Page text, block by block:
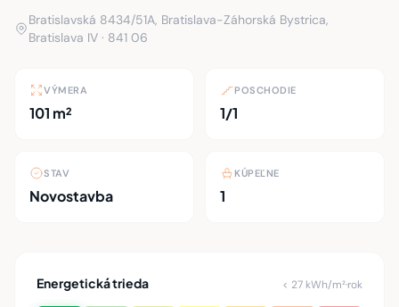
Bratislavská 8434/51A, Bratislava-Záhorská Bystrica,
Bratislava IV · 841 06
VÝMERA
101 m²
POSCHODIE
1/1
STAV
Novostavba
KÚPEĽNE
1
Energetická trieda < 27 kWh/m²·rok